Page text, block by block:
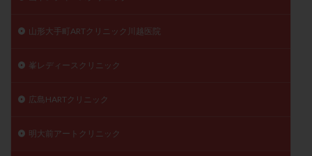
山形大手町ARTクリニック川越医院
峯レディースクリニック
広島HARTクリニック
明大前アートクリニック